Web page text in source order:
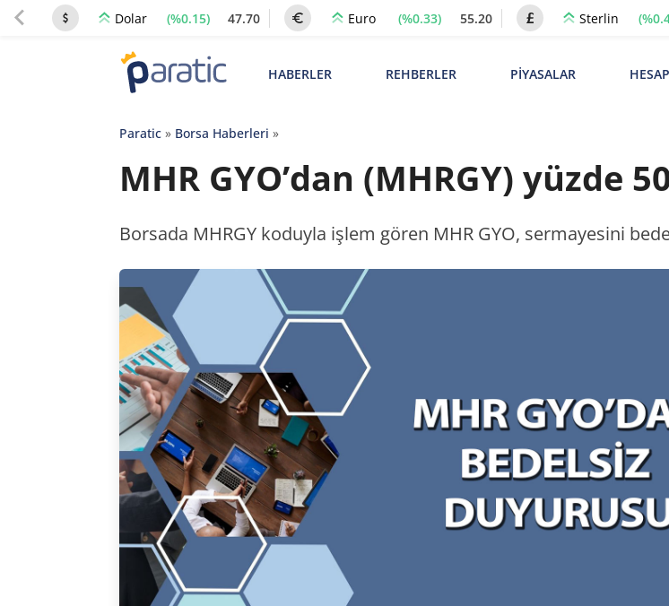
Dolar (%0.15) 47.70 Euro (%0.33) 55.20 Sterlin
HABERLER REHBERLER PİYASALAR
Paratic» Borsa Haberleri »
MHR GYO’dan (MHRGY) yüzde
Borsada MHRGY koduyla işlem gören MHR GYO, sermayesini